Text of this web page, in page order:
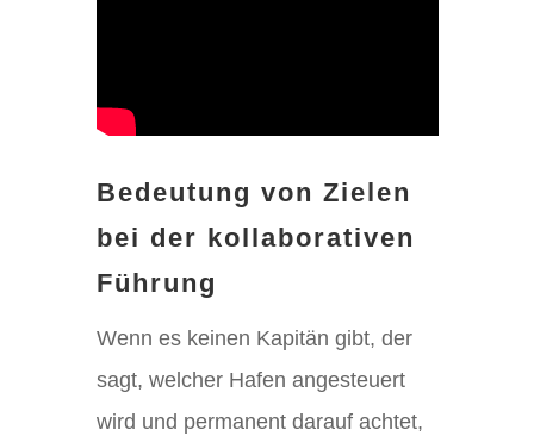
Bedeutung von Zielen
bei der kollaborativen
Führung
Wenn es keinen Kapitän gibt, der
sagt, welcher Hafen angesteuert
wird und permanent darauf achtet,